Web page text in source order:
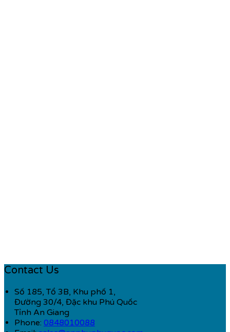
Contact Us
Số 185, Tổ 3B, Khu phố 1,
Đường 30/4, Đặc khu Phú Quốc
Tỉnh An Giang
Phone: 0848010088